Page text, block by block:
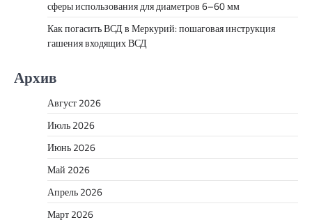
сферы использования для диаметров 6–60 мм
Как погасить ВСД в Меркурий: пошаговая инструкция
гашения входящих ВСД
Архив
Август 2026
Июль 2026
Июнь 2026
Май 2026
Апрель 2026
Март 2026